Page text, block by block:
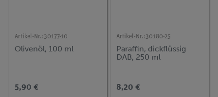
Artikel-Nr.:30177-10
Olivenöl, 100 ml
5,90 €
Artikel-Nr.:30180-25
Paraffin, dickflüssig
DAB, 250 ml
8,20 €